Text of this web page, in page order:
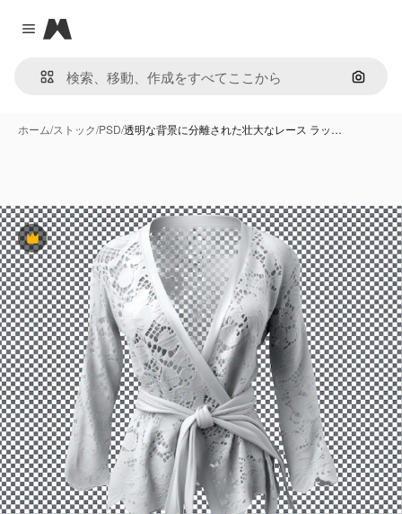
Close menu
Magnific
画像で
ホーム/ストック/PSD/透明な背景に分離された壮大なレース ラッ…
Premium